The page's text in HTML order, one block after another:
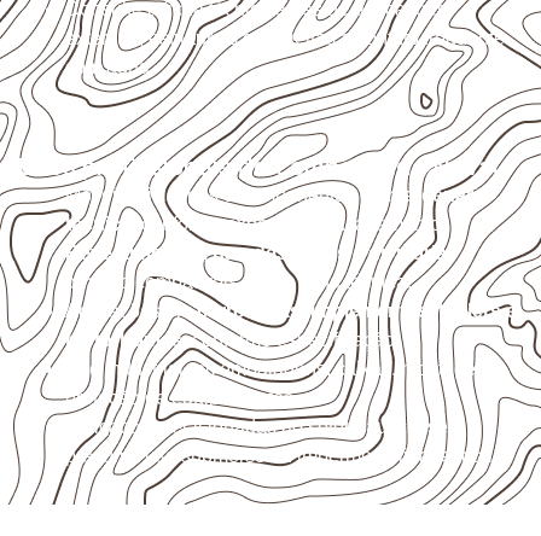
Consulte a ficha técnica antes de aplicações
externas, estruturais ou sujeitas a contato frequente
com água.
Usos profissionais do Compensado Naval
Móveis, divisórias e componentes de
marcenaria
técnica
, conforme exposição e acabamento.
Revestimentos, paredes, pisos e divisórias,
quando compatíveis com a ficha técnica.
Aplicações emcarrocerias, implementos, trailers e
motorhomes, conforme especificação.
Uso industrial em embalagens, caixas, montagem e
proteção de equipamentos.
Aplicações relacionadas ao setor náutico, sem
presumir uso submerso ou impermeabilidade total.